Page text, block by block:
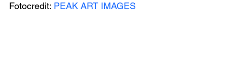
Fotocredit: PEAK ART IMAGES